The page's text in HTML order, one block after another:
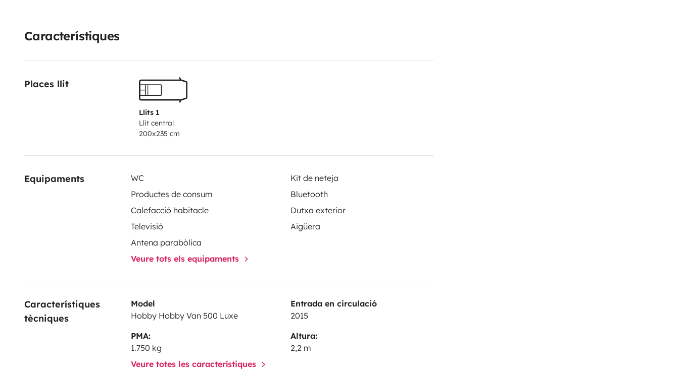
Característiques
Places llit
Llits 1
Llit central
200x235 cm
Equipaments WC
Kit de neteja
Productes de consum
Bluetooth
Calefacció habitacle
Dutxa exterior
Televisió
Aigüera
Antena parabòlica
Veure tots els equipaments
Característiques
tècniques
Model
Hobby Hobby Van 500 Luxe
Entrada en circulació
2015
PMA:
1.750 kg
Altura:
2,2 m
Veure totes les característiques